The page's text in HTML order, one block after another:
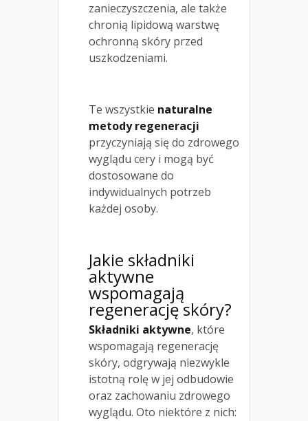
zanieczyszczenia, ale także
chronią lipidową warstwę
ochronną skóry przed
uszkodzeniami.
Te wszystkie naturalne
metody regeneracji
przyczyniają się do zdrowego
wyglądu cery i mogą być
dostosowane do
indywidualnych potrzeb
każdej osoby.
Jakie składniki
aktywne
wspomagają
regenerację skóry?
Składniki aktywne, które
wspomagają regenerację
skóry, odgrywają niezwykle
istotną rolę w jej odbudowie
oraz zachowaniu zdrowego
wyglądu. Oto niektóre z nich: